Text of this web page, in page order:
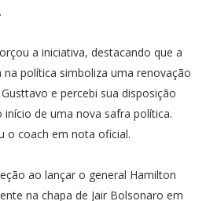
a iniciativa, destacando que a
política simboliza uma renovação
e percebi sua disposição
de uma nova safra política.
o coach em nota oficial.
ao lançar o general Hamilton
na chapa de Jair Bolsonaro em